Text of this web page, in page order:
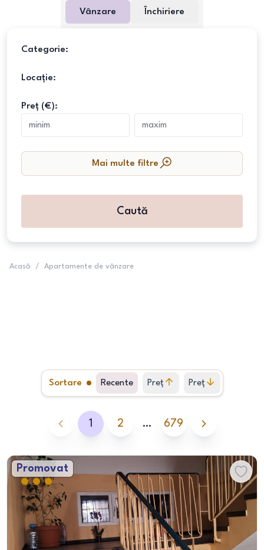
Vânzare Închiriere
Categorie:
Locație:
Preț (€):
Mai multe filtre
Caută
Acasă / Apartamente de vânzare
Sortare Recente Preț
crescător
Preț
descrescător
1 2 … 679
Promovat